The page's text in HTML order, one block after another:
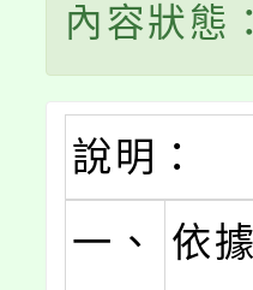
內容狀態
說明：
一、
依